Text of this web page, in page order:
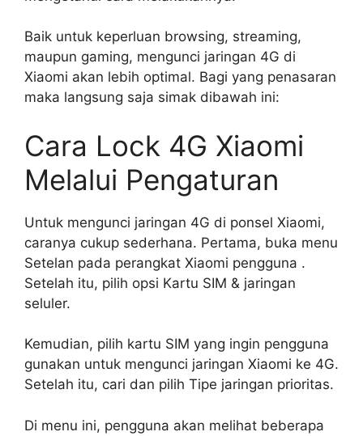
Baik untuk keperluan browsing, streaming,
maupun gaming, mengunci jaringan 4G di
Xiaomi akan lebih optimal. Bagi yang penasaran
maka langsung saja simak dibawah ini:
Cara Lock 4G Xiaomi
Melalui Pengaturan
Untuk mengunci jaringan 4G di ponsel Xiaomi,
caranya cukup sederhana. Pertama, buka menu
Setelan pada perangkat Xiaomi pengguna .
Setelah itu, pilih opsi Kartu SIM & jaringan
seluler.
Kemudian, pilih kartu SIM yang ingin pengguna
gunakan untuk mengunci jaringan Xiaomi ke 4G.
Setelah itu, cari dan pilih Tipe jaringan prioritas.
Di menu ini, pengguna akan melihat beberapa